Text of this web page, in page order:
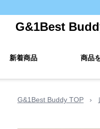
G&1Best
新着商品 商品
G&1Best Buddy TOP ›